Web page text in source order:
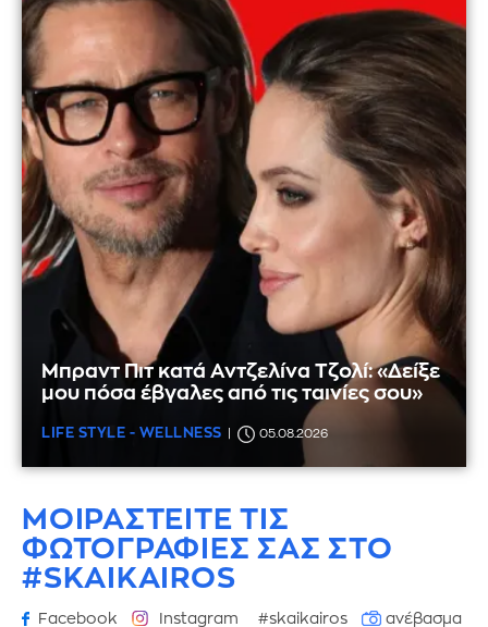
Μπραντ Πιτ κατά Αντζελίνα Τζολί: «Δείξε
μου πόσα έβγαλες από τις ταινίες σου»
LIFE STYLE - WELLNESS 05.08.2026
ΜΟΙΡΑΣΤΕΙΤΕ ΤΙΣ
ΦΩΤΟΓΡΑΦΙΕΣ ΣΑΣ ΣΤΟ
#SKAIKAIROS
Facebook Instagram #skaikairos
ανέβασμα